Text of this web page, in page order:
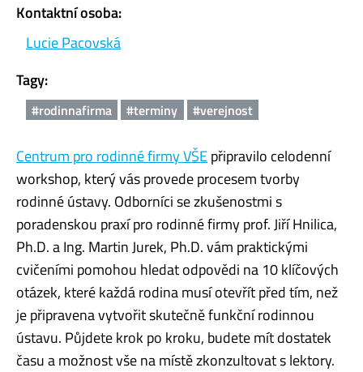
Kontaktní osoba:
Lucie Pacovská
Tagy:
#rodinnafirma #terminy #verejnost
Centrum pro rodinné firmy VŠEpřipravilo celodenní
workshop, který vás provede procesem tvorby
rodinné ústavy. Odborníci se zkušenostmi s
poradenskou praxí pro rodinné firmy prof. Jiří Hnilica,
Ph.D. a Ing. Martin Jurek, Ph.D. vám praktickými
cvičeními pomohou hledat odpovědi na 10 klíčových
otázek, které každá rodina musí otevřít před tím, než
je připravena vytvořit skutečně funkční rodinnou
ústavu. Půjdete krok po kroku, budete mít dostatek
času a možnost vše na místě zkonzultovat s lektory.